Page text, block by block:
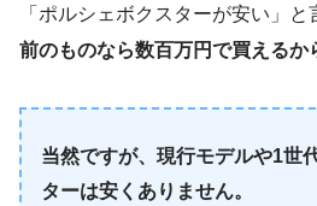
「ポルシェボクスターが安い」と
前のものなら数百万円で買えるか
当然ですが、現行モデルや1世
ターは安くありません。